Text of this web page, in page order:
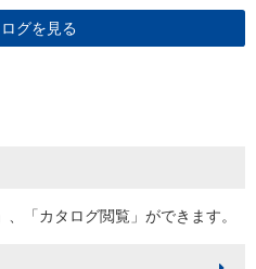
グを見る
「カタログ閲覧」ができます。